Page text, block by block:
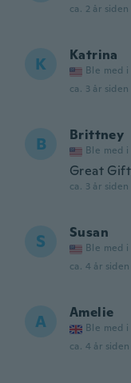
ca. 2 år siden
K Katrina
Ble med i
ca. 3 år siden
B Brittney
Ble med i
Great
ca. 3 år siden
S Susan
Ble med i
ca. 4 år siden
A Amelie
Ble med i
ca. 4 år siden